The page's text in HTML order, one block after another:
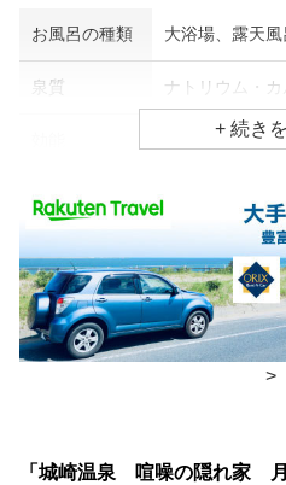
お風呂の種類 大浴場、露天
泉質 ナトリウム・
関節痛、神経痛
食事場所
朝食 部屋
夕食 部屋
チェックイン・チェックアウト時間
チェックアウ
10:00
>
「城崎温泉 喧噪の隠れ家